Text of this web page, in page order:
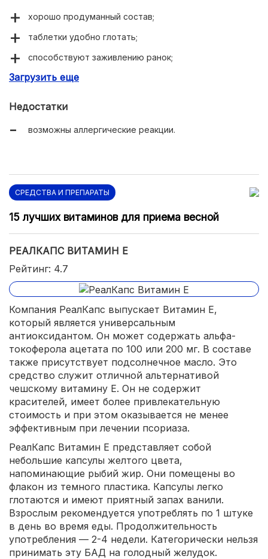
хорошо продуманный состав;
таблетки удобно глотать;
способствуют заживлению ранок;
выравнивают тон кожных покровов;
Загрузить еще
Недостатки
возможны аллергические реакции.
СРЕДСТВА И ПРЕПАРАТЫ
15 лучших витаминов для приема весной
РЕАЛКАПС ВИТАМИН Е
Рейтинг: 4.7
Компания РеалКапс выпускает Витамин Е,
который является универсальным
антиоксидантом. Он может содержать альфа-
токоферола ацетата по 100 или 200 мг. В составе
также присутствует подсолнечное масло. Это
средство служит отличной альтернативой
чешскому витамину Е. Он не содержит
красителей, имеет более привлекательную
стоимость и при этом оказывается не менее
эффективным при лечении псориаза.
РеалКапс Витамин Е представляет собой
небольшие капсулы желтого цвета,
напоминающие рыбий жир. Они помещены во
флакон из темного пластика. Капсулы легко
глотаются и имеют приятный запах ванили.
Взрослым рекомендуется употреблять по 1 штуке
в день во время еды. Продолжительность
употребления — 2-4 недели. Категорически нельзя
принимать эту БАД на голодный желудок.